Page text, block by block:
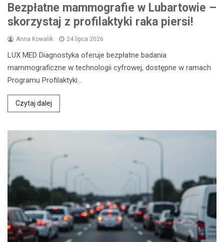
Bezpłatne mammografie w Lubartowie –
skorzystaj z profilaktyki raka piersi!
Anna Kowalik 24 lipca 2026
LUX MED Diagnostyka oferuje bezpłatne badania
mammograficzne w technologii cyfrowej, dostępne w ramach
Programu Profilaktyki…
Czytaj dalej